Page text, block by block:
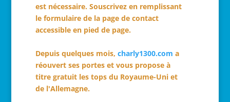
est nécessaire. Souscrivez en remplissant
le formulaire de la page de contact
accessible en pied de page.
Depuis quelques mois, charly1300.com a
réouvert ses portes et vous propose à
titre gratuit les tops du Royaume-Uni et
de l'Allemagne.